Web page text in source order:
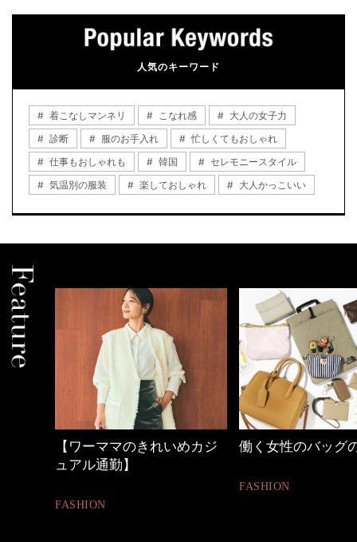
人気のキーワード
着こなしマンネリ こなれ感
大人の女子力
診断
服のお手入れ
忙しくてもおしゃれ
仕事もおしゃれも
韓国
セレモニースタイル
気温別の服装
楽しておしゃれ 大人かっこいい
【ワーママのきれいめカジ
ュアル通勤】
FASHION
働く女性のバッグ
FASHION